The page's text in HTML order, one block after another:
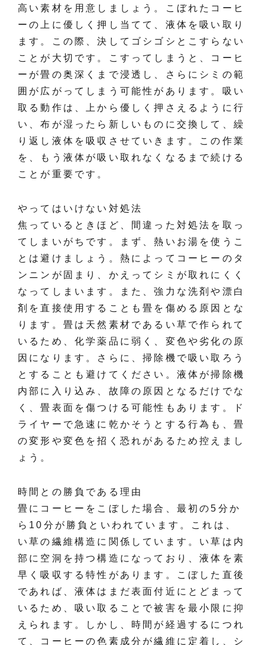
高い素材を用意しましょう。こぼれたコーヒ
ーの上に優しく押し当てて、液体を吸い取り
ます。この際、決してゴシゴシとこすらない
ことが大切です。こすってしまうと、コーヒ
ーが畳の奥深くまで浸透し、さらにシミの範
囲が広がってしまう可能性があります。吸い
取る動作は、上から優しく押さえるように行
い、布が湿ったら新しいものに交換して、繰
り返し液体を吸収させていきます。この作業
を、もう液体が吸い取れなくなるまで続ける
ことが重要です。
やってはいけない対処法
焦っているときほど、間違った対処法を取っ
てしまいがちです。まず、熱いお湯を使うこ
とは避けましょう。熱によってコーヒーのタ
ンニンが固まり、かえってシミが取れにくく
なってしまいます。また、強力な洗剤や漂白
剤を直接使用することも畳を傷める原因とな
ります。畳は天然素材であるい草で作られて
いるため、化学薬品に弱く、変色や劣化の原
因になります。さらに、掃除機で吸い取ろう
とすることも避けてください。液体が掃除機
内部に入り込み、故障の原因となるだけでな
く、畳表面を傷つける可能性もあります。ド
ライヤーで急速に乾かそうとする行為も、畳
の変形や変色を招く恐れがあるため控えまし
ょう。
時間との勝負である理由
畳にコーヒーをこぼした場合、最初の5分か
ら10分が勝負といわれています。これは、
い草の繊維構造に関係しています。い草は内
部に空洞を持つ構造になっており、液体を素
早く吸収する特性があります。こぼした直後
であれば、液体はまだ表面付近にとどまって
いるため、吸い取ることで被害を最小限に抑
えられます。しかし、時間が経過するにつれ
て、コーヒーの色素成分が繊維に定着し、シ